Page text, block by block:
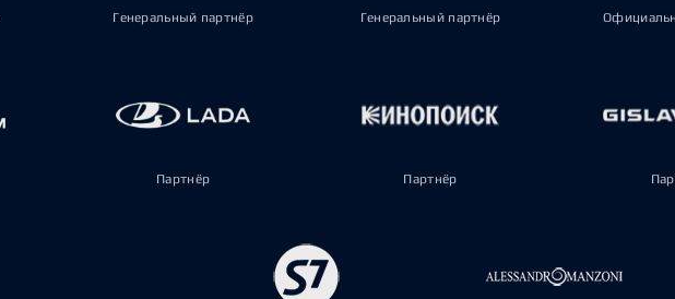
Генеральный партнёр Генеральный партнёр
Партнёр Партнёр